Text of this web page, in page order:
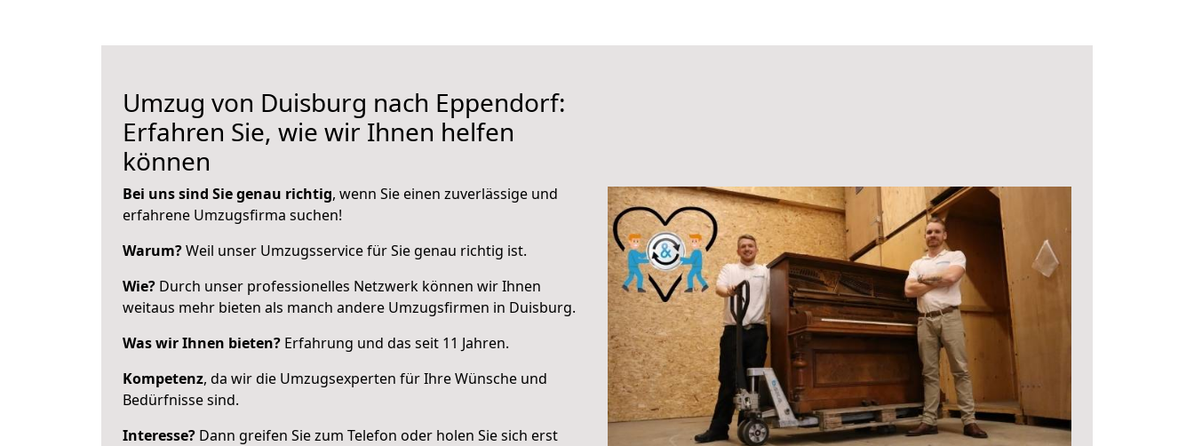
Umzug von Duisburg nach Eppendorf:
Erfahren Sie, wie wir Ihnen helfen
können
Bei uns sind Sie genau richtig, wenn Sie einen zuverlässige und
erfahrene Umzugsfirma suchen!
Warum?Weil unser Umzugsservice für Sie genau richtig ist.
Wie? Durch unser professionelles Netzwerk können wir Ihnen
weitaus mehr bieten als manch andere Umzugsfirmen in Duisburg.
Was wir Ihnen bieten? Erfahrung und das seit 11 Jahren.
Kompetenz, da wir die Umzugsexperten für Ihre Wünsche und
Bedürfnisse sind.
Interesse? Dann greifen Sie zum Telefon oder holen Sie sich erst